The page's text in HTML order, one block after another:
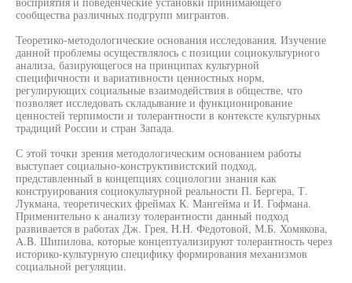
сообщества различных подгрупп мигрантов.
Теоретико-методологические основания исследования. Изучение
данной проблемы осуществлялось с позиции социокультурного
анализа, базирующегося на принципах культурной
специфичности и вариативности ценностных норм,
регулирующих социальные взаимодействия в обществе, что
позволяет исследовать складывание и функционирование
ценностей терпимости и толерантности в контексте культурных
традиций России и стран Запада.
С этой точки зрения методологическим основанием работы
выступает социально-конструктивистский подход,
представленный в концепциях социологии знания как
конструирования социокультурной реальности П. Бергера, Т.
Лукмана, теоретических фреймах К. Мангейма и И. Гофмана.
Применительно к анализу толерантности данный подход
развивается в работах Дж. Грея, H.H. Федотовой, М.Б. Хомякова,
A.B. Шипилова, которые концептуализируют толерантность через
историко-культурную специфику формирования механизмов
социальной регуляции.